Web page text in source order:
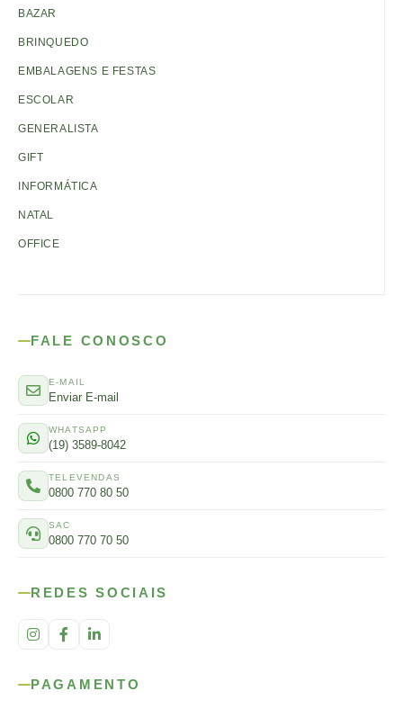
BAZAR
BRINQUEDO
EMBALAGENS E FESTAS
ESCOLAR
GENERALISTA
GIFT
INFORMÁTICA
NATAL
OFFICE
FALE CONOSCO
E-MAIL
Enviar E-mail
WHATSAPP
(19) 3589-8042
TELEVENDAS
0800 770 80 50
SAC
0800 770 70 50
REDES SOCIAIS
PAGAMENTO